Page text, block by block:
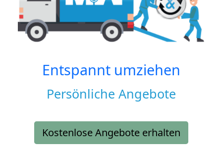
Entspannt umziehen
Persönliche Angebote
Kostenlose Angebote erhalten